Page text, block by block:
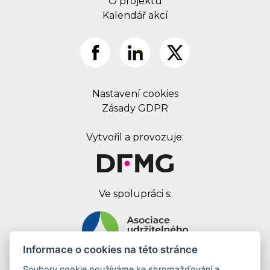
Kalendář akcí
Nastavení cookies
Zásady GDPR
Vytvořil a provozuje:
Ve spolupráci s:
Informace o cookies na této stránce